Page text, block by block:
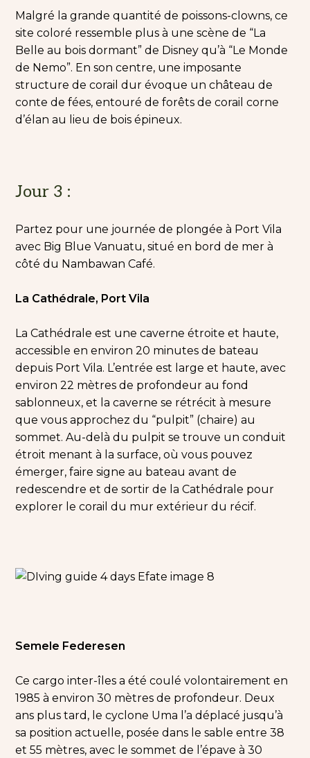
Malgré la grande quantité de poissons-clowns, ce
site coloré ressemble plus à une scène de “La
Belle au bois dormant” de Disney qu’à “Le Monde
de Nemo”. En son centre, une imposante
structure de corail dur évoque un château de
conte de fées, entouré de forêts de corail corne
d’élan au lieu de bois épineux.
Jour 3 :
Partez pour une journée de plongée à Port Vila
avec Big Blue Vanuatu, situé en bord de mer à
côté du Nambawan Café.
La Cathédrale, Port Vila
La Cathédrale est une caverne étroite et haute,
accessible en environ 20 minutes de bateau
depuis Port Vila. L’entrée est large et haute, avec
environ 22 mètres de profondeur au fond
sablonneux, et la caverne se rétrécit à mesure
que vous approchez du “pulpit” (chaire) au
sommet. Au-delà du pulpit se trouve un conduit
étroit menant à la surface, où vous pouvez
émerger, faire signe au bateau avant de
redescendre et de sortir de la Cathédrale pour
explorer le corail du mur extérieur du récif.
Semele Federesen
Ce cargo inter-îles a été coulé volontairement en
1985 à environ 30 mètres de profondeur. Deux
ans plus tard, le cyclone Uma l’a déplacé jusqu’à
sa position actuelle, posée dans le sable entre 38
et 55 mètres, avec le sommet de l’épave à 30